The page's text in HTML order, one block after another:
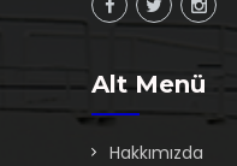
Alt Menü
Hakkımızda